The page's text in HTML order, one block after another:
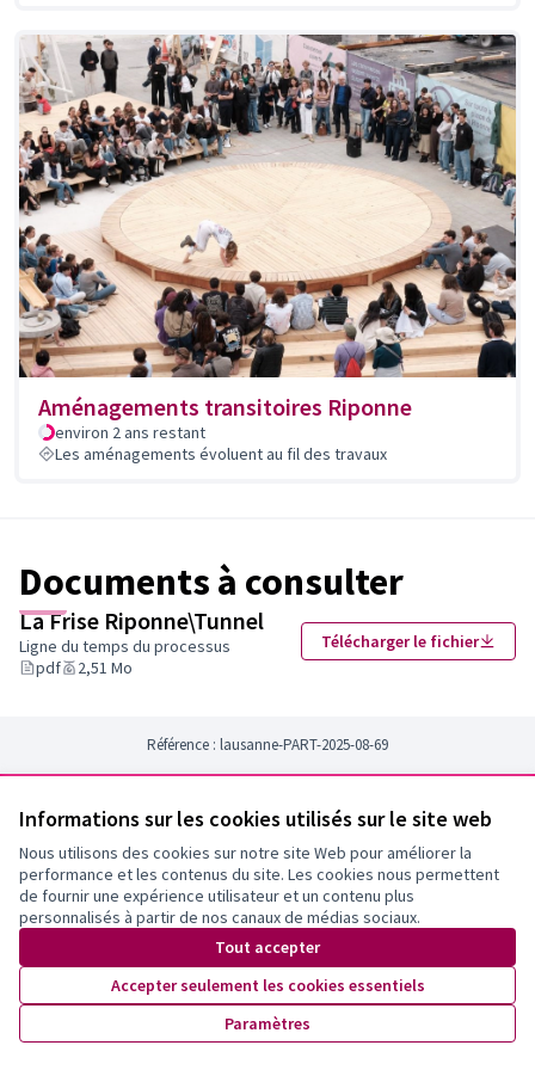
Informations sur les cookies utilisés sur le site web
Nous utilisons des cookies sur notre site Web pour améliorer la
performance et les contenus du site. Les cookies nous permettent
de fournir une expérience utilisateur et un contenu plus
personnalisés à partir de nos canaux de médias sociaux.
Tout accepter
Accepter seulement les cookies essentiels
Paramètres
Aménagements transitoires Riponne
environ 2 ans restant
Les aménagements évoluent au fil des travaux
Documents à consulter
La Frise Riponne\Tunnel
Ligne du temps du processus
pdf
2,51 Mo
Télécharger le fichier
Référence : lausanne-PART-2025-08-69
Newsletter
Inscrivez-vous pour être tenu·e au courant de nos activités!